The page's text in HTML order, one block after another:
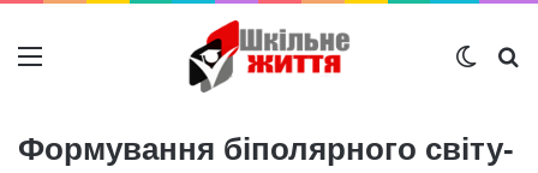
Меню
Формування біполярного світу-